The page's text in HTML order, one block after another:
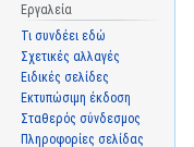
Εργαλεία
Τι συνδέει εδώ
Σχετικές αλλαγές
Ειδικές σελίδες
Εκτυπώσιμη έκδοση
Σταθερός σύνδεσμος
Πληροφορίες σελίδας